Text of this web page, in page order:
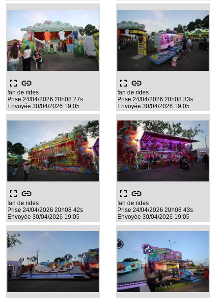
fullscreen link
fan de rides
Prise 24/04/2026 20h08 27s
Envoyée 30/04/2026 19:05
fullscreen link
fan de rides
Prise 24/04/2026 20h08 33s
Envoyée 30/04/2026 19:05
fullscreen link
fan de rides
Prise 24/04/2026 20h08 42s
Envoyée 30/04/2026 19:05
fullscreen link
fan de rides
Prise 24/04/2026 20h08 43s
Envoyée 30/04/2026 19:05